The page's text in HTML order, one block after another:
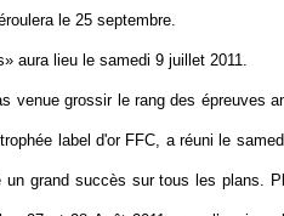
le 25 septembre.
aura lieu le samedi 9 juillet 2011.
venue grossir le rang des épreuves
label d'or FFC, a réuni le
un grand succès sur tous les plans.